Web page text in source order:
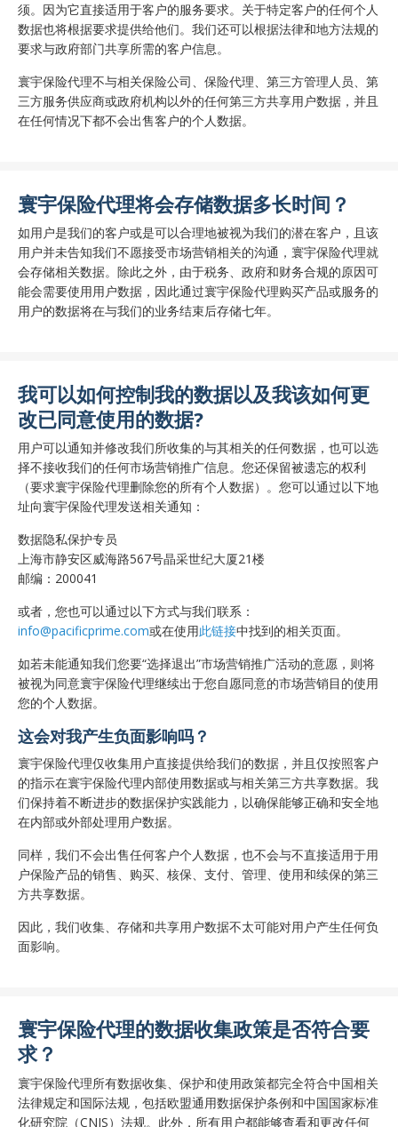
须。因为它直接适用于客户的服务要求。关于特定客户的任何个人
数据也将根据要求提供给他们。我们还可以根据法律和地方法规的
要求与政府部门共享所需的客户信息。
寰宇保险代理不与相关保险公司、保险代理、第三方管理人员、第
三方服务供应商或政府机构以外的任何第三方共享用户数据，并且
在任何情况下都不会出售客户的个人数据。
寰宇保险代理将会存储数据多长时间？
如用户是我们的客户或是可以合理地被视为我们的潜在客户，且该
用户并未告知我们不愿接受市场营销相关的沟通，寰宇保险代理就
会存储相关数据。除此之外，由于税务、政府和财务合规的原因可
能会需要使用用户数据，因此通过寰宇保险代理购买产品或服务的
用户的数据将在与我们的业务结束后存储七年。
我可以如何控制我的数据以及我该如何更
改已同意使用的数据?
用户可以通知并修改我们所收集的与其相关的任何数据，也可以选
择不接收我们的任何市场营销推广信息。您还保留被遗忘的权利
（要求寰宇保险代理删除您的所有个人数据）。您可以通过以下地
址向寰宇保险代理发送相关通知：
数据隐私保护专员
上海市静安区威海路567号晶采世纪大厦21楼
邮编：200041
或者，您也可以通过以下方式与我们联系：
info@pacificprime.com或在使用此链接中找到的相关页面。
如若未能通知我们您要“选择退出”市场营销推广活动的意愿，则将
被视为同意寰宇保险代理继续出于您自愿同意的市场营销目的使用
您的个人数据。
这会对我产生负面影响吗？
寰宇保险代理仅收集用户直接提供给我们的数据，并且仅按照客户
的指示在寰宇保险代理内部使用数据或与相关第三方共享数据。我
们保持着不断进步的数据保护实践能力，以确保能够正确和安全地
在内部或外部处理用户数据。
同样，我们不会出售任何客户个人数据，也不会与不直接适用于用
户保险产品的销售、购买、核保、支付、管理、使用和续保的第三
方共享数据。
因此，我们收集、存储和共享用户数据不太可能对用户产生任何负
面影响。
寰宇保险代理的数据收集政策是否符合要
求？
寰宇保险代理所有数据收集、保护和使用政策都完全符合中国相关
法律规定和国际法规，包括欧盟通用数据保护条例和中国国家标准
化研究院（CNIS）法规。此外，所有用户都能够查看和更改任何